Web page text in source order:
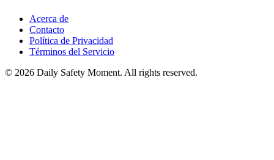
Acerca de
Contacto
Política de Privacidad
Términos del Servicio
© 2026 Daily Safety Moment. All rights reserved.